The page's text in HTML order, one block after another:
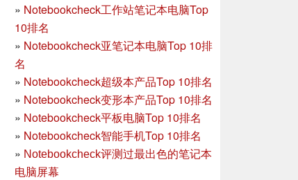
» Notebookcheck工作站笔记本电脑Top
10排名
» Notebookcheck亚笔记本电脑Top 10排
名
» Notebookcheck超级本产品Top 10排名
» Notebookcheck变形本产品Top 10排名
» Notebookcheck平板电脑Top 10排名
» Notebookcheck智能手机Top 10排名
» Notebookcheck评测过最出色的笔记本
电脑屏幕